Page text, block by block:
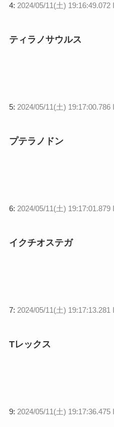
4: 2024/05/11(土)
ティラノサウルス
5: 2024/05/11(土) 19:17:00.786
プテラノドン
6: 2024/05/11(土) 19:17:01.879
イクチオステガ
7: 2024/05/11(土) 19:17:13.281
Tレックス
9: 2024/05/11(土)